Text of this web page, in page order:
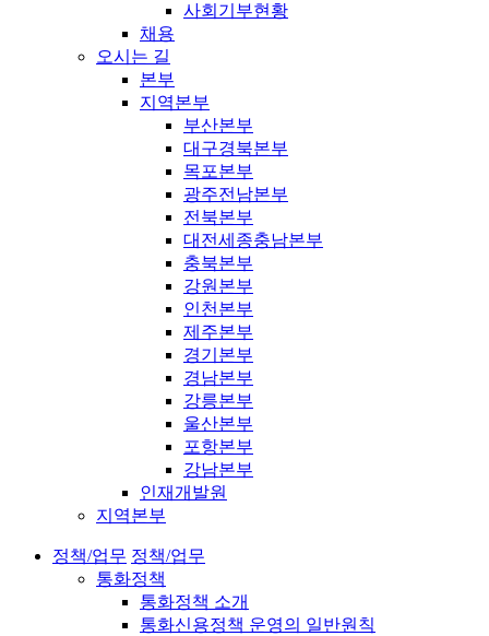
사회기부현황
채용
오시는 길
본부
지역본부
부산본부
대구경북본부
목포본부
광주전남본부
전북본부
대전세종충남본부
충북본부
강원본부
인천본부
제주본부
경기본부
경남본부
강릉본부
울산본부
포항본부
강남본부
인재개발원
지역본부
정책/업무 정책/업무
통화정책
통화정책 소개
통화신용정책 운영의 일반원칙